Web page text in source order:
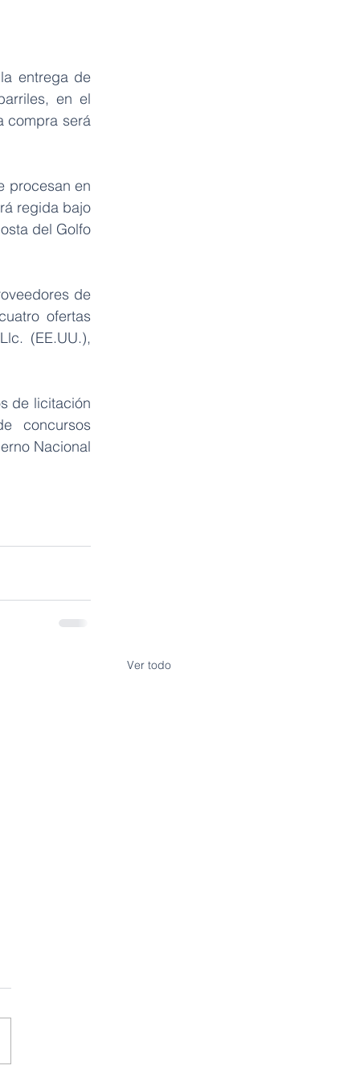
entrega de
en el
compra será
procesan en
regida bajo
del Golfo
de
ofertas
(EE.UU.),
de licitación
concursos
Nacional
Ver todo